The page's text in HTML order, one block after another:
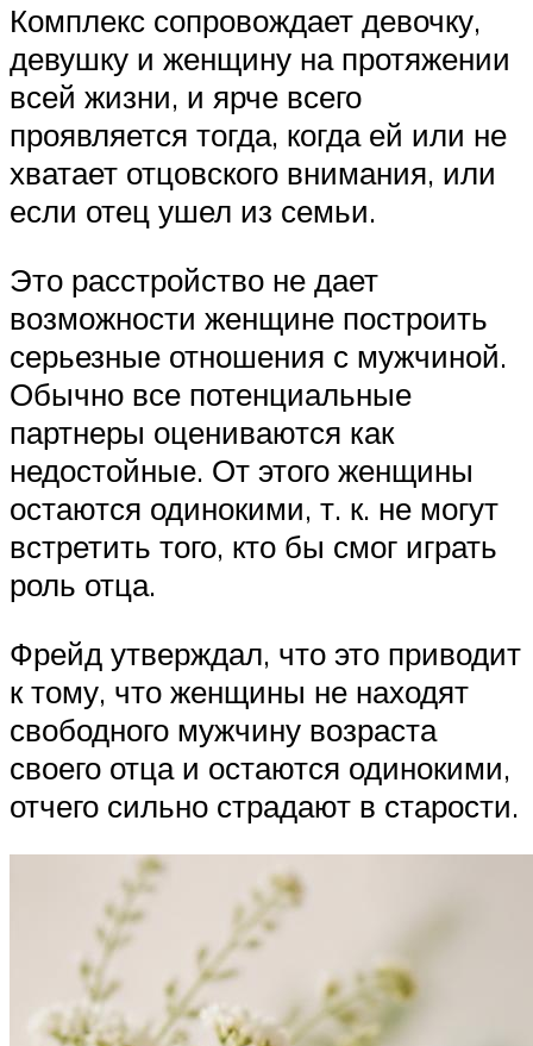
Комплекс сопровождает девочку,
девушку и женщину на протяжении
всей жизни, и ярче всего
проявляется тогда, когда ей или не
хватает отцовского внимания, или
если отец ушел из семьи.
Это расстройство не дает
возможности женщине построить
серьезные отношения с мужчиной.
Обычно все потенциальные
партнеры оцениваются как
недостойные. От этого женщины
остаются одинокими, т. к. не могут
встретить того, кто бы смог играть
роль отца.
Фрейд утверждал, что это приводит
к тому, что женщины не находят
свободного мужчину возраста
своего отца и остаются одинокими,
отчего сильно страдают в старости.